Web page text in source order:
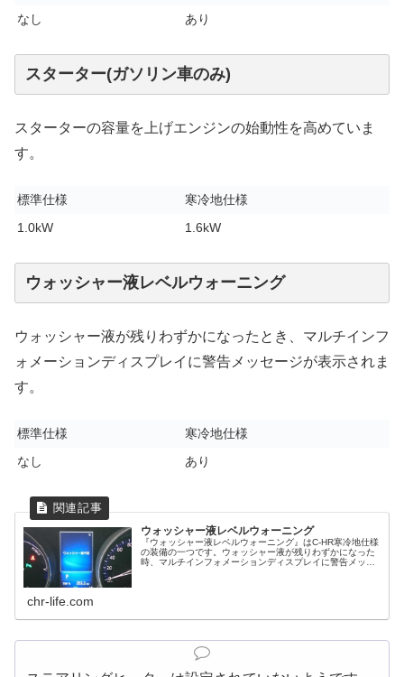
なし
あり
スターター(ガソリン車のみ)
スターターの容量を上げエンジンの始動性を高めていま
す。
標準仕様
寒冷地仕様
1.0kW
1.6kW
ウォッシャー液レベルウォーニング
ウォッシャー液が残りわずかになったとき、マルチインフ
ォメーションディスプレイに警告メッセージが表示されま
す。
標準仕様
寒冷地仕様
なし
あり
ウォッシャー液レベルウォーニング
『ウォッシャー液レベルウォーニング』はC-HR寒冷地仕様
の装備の一つです。ウォッシャー液が残りわずかになった
時、マルチインフォメーションディスプレイに警告メッセ
chr-life.com